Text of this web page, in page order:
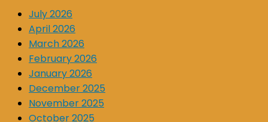
July 2026
April 2026
March 2026
February 2026
January 2026
December 2025
November 2025
October 2025